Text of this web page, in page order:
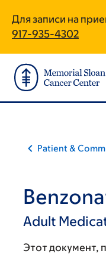
main
content
footer
Для записи на
917-935-4302
Patient &
Adult
Этот документ,